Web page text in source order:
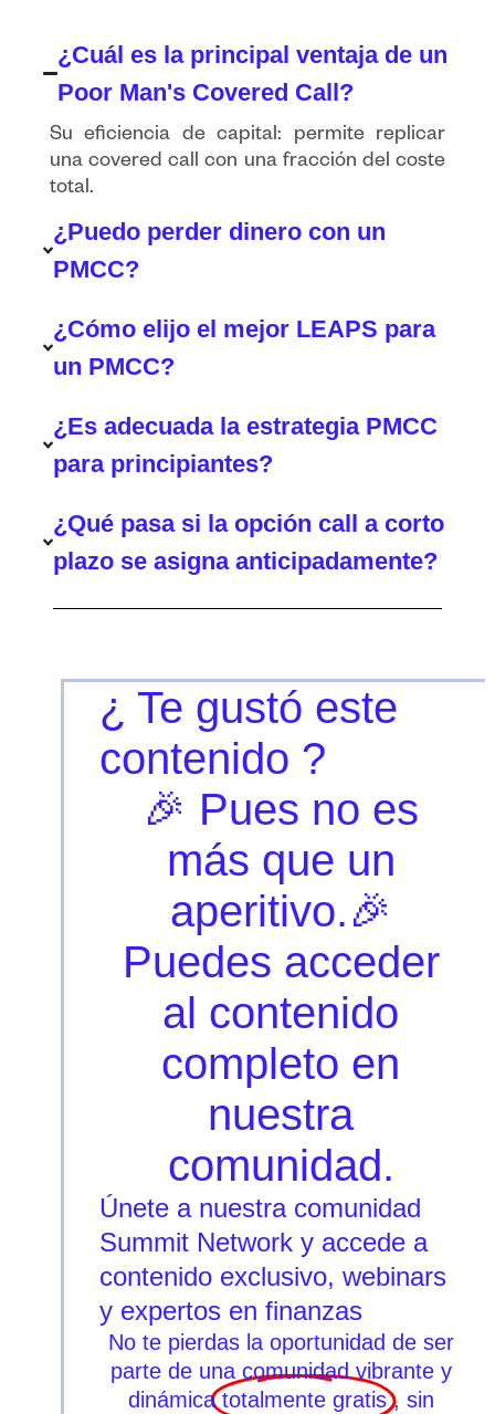
¿Cuál es la principal ventaja de un
Poor Man's Covered Call?
Su eficiencia de capital: permite replicar
una covered call con una fracción del coste
total.
¿Puedo perder dinero con un
PMCC?
¿Cómo elijo el mejor LEAPS para
un PMCC?
¿Es adecuada la estrategia PMCC
para principiantes?
¿Qué pasa si la opción call a corto
plazo se asigna anticipadamente?
¿ Te gustó este
contenido ?
🎉 Pues no es
más que un
aperitivo.🎉
Puedes acceder
al contenido
completo en
nuestra
comunidad.
Únete a nuestra comunidad
Summit Network y accede a
contenido exclusivo, webinars
y expertos en finanzas
No te pierdas la oportunidad de ser
parte de una comunidad vibrante y
dinámica totalmente gratis , sin